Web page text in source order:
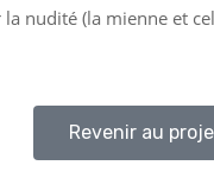
(la mienne et
Revenir au